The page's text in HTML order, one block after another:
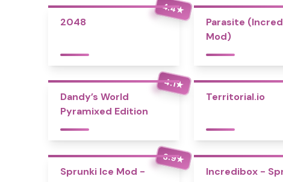
4.4★
2048
Parasite
Mod)
4.1★
Dandy’s World
Pyramixed Edition
Territorial.io
3.9★
Sprunki Ice Mod -
Incredibox -